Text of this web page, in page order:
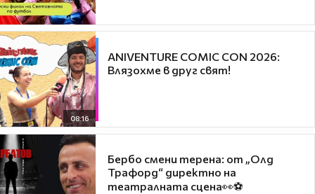
08:16
ANIVENTURE COMIC CON 2026:
Влязохме в друг свят!
Бербо смени терена: от „Олд
Трафорд“ директно на
театралната сцена👀⚽